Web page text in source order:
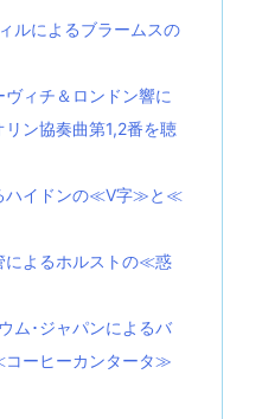
ルによるブラームスの
ィチ＆ロンドン響に
ン協奏曲第1,2番を聴
ハイドンの≪V字≫と≪
によるホルストの≪惑
ム･ジャパンによるバ
ーヒーカンタータ≫